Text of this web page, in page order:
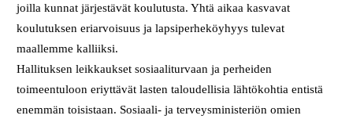
joilla kunnat järjestävät koulutusta. Yhtä aikaa kasvavat
koulutuksen eriarvoisuus ja lapsiperheköyhyys tulevat
maallemme kalliiksi.
Hallituksen leikkaukset sosiaaliturvaan ja perheiden
toimeentuloon eriyttävät lasten taloudellisia lähtökohtia entistä
enemmän toisistaan. Sosiaali- ja terveysministeriön omien